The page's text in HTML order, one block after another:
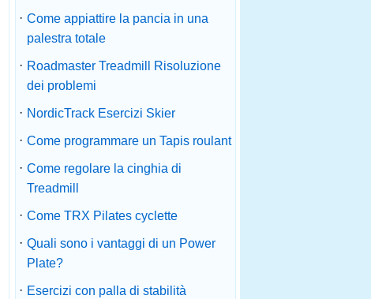
· Come appiattire la pancia in una
palestra totale
· Roadmaster Treadmill Risoluzione
dei problemi
· NordicTrack Esercizi Skier
· Come programmare un Tapis roulant
· Come regolare la cinghia di
Treadmill
· Come TRX Pilates cyclette
· Quali sono i vantaggi di un Power
Plate?
· Esercizi con palla di stabilità